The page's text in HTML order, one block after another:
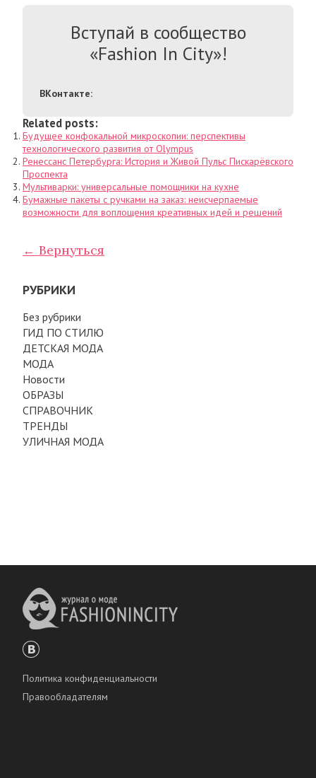
Вступай в сообщество
«Fashion In City»!
ВКонтакте:
Related posts:
Будущее конфокальной микроскопии: перспективы
технологического развития от Olympus
Ренессанс Петербурга: История и Живой Пульс Пискарёвского
Проспекта
Мультиварки: универсальные помощники на кухне
Бумажные пакеты с ручками на заказ: неисчерпаемые
возможности для воплощения креативных идей и решений
← Вернуться
РУБРИКИ
Без рубрики
ГИД ПО СТИЛЮ
ДЕТСКАЯ МОДА
МОДА
Новости
ОБРАЗЫ
СПРАВОЧНИК
ТРЕНДЫ
УЛИЧНАЯ МОДА
Политика конфиденциальности
Правообладателям